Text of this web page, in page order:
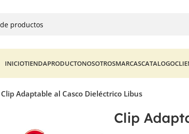
INICIOTIENDAPRODUCTONOSOTROSMARCASCATALOGO
Clip Adaptable al Casco Dieléctrico Libus
Clip